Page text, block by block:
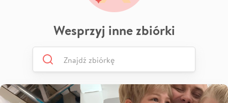
Wesprzyj inne zbiórki